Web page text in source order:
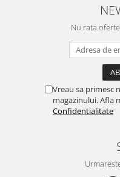
Nu rata
Vreau sa primesc
magazinului. Afla
Confidentialitate